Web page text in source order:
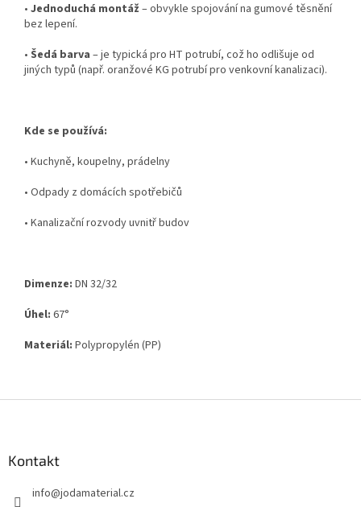
• Jednoduchá montáž – obvykle spojování na gumové těsnění
bez lepení.
• Šedá barva – je typická pro HT potrubí, což ho odlišuje od
jiných typů (např. oranžové KG potrubí pro venkovní kanalizaci).
Kde se používá:
• Kuchyně, koupelny, prádelny
• Odpady z domácích spotřebičů
• Kanalizační rozvody uvnitř budov
Dimenze: DN 32/32
Úhel: 67°
Materiál: Polypropylén (PP)
Kontakt
info@jodamaterial.cz